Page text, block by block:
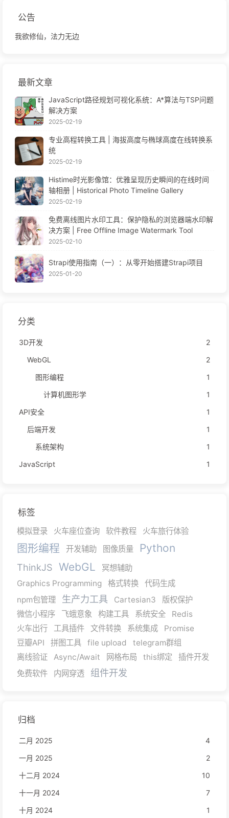
公告
我欲修仙，法力无边
最新文章
JavaScript路径规划可视化系统：A*算法与TSP问题
解决方案
2025-02-19
专业高程转换工具 | 海拔高度与椭球高度在线转换系
统
2025-02-19
Histime时光影像馆：优雅呈现历史瞬间的在线时间
轴相册 | Historical Photo Timeline Gallery
2025-02-19
免费离线图片水印工具：保护隐私的浏览器端水印解
决方案 | Free Offline Image Watermark Tool
2025-02-10
Strapi使用指南（一）：从零开始搭建Strapi项目
2025-01-20
分类
3D开发
2
WebGL
2
图形编程
1
计算机图形学
1
API安全
1
后端开发
1
系统架构
1
JavaScript
1
标签
模拟登录 火车座位查询 软件教程 火车旅行体验
图形编程 开发辅助 图像质量 Python
ThinkJS WebGL
冥想辅助
Graphics Programming
格式转换
代码生成
npm包管理
生产力工具 Cartesian3
版权保护
微信小程序
飞蛾意象 构建工具 系统安全
Redis
火车出行
工具插件 文件转换 系统集成
Promise
豆瓣API
拼图工具 file upload
telegram群组
离线验证
Async/Await 网格布局 this绑定
插件开发
免费软件
内网穿透 组件开发
归档
二月 2025
4
一月 2025
2
十二月 2024
10
十一月 2024
7
十月 2024
1